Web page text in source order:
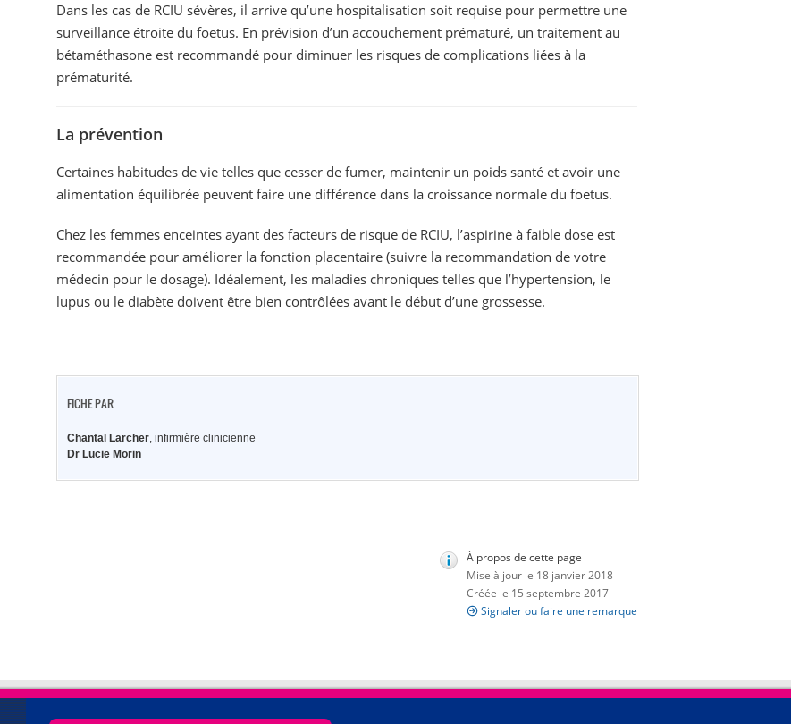
Dans les cas de RCIU sévères, il arrive qu’une hospitalisation soit requise pour permettre une
surveillance étroite du foetus. En prévision d’un accouchement prématuré, un traitement au
bétaméthasone est recommandé pour diminuer les risques de complications liées à la
prématurité.
La prévention
Certaines habitudes de vie telles que cesser de fumer, maintenir un poids santé et avoir une
alimentation équilibrée peuvent faire une différence dans la croissance normale du foetus.
Chez les femmes enceintes ayant des facteurs de risque de RCIU, l’aspirine à faible dose est
recommandée pour améliorer la fonction placentaire (suivre la recommandation de votre
médecin pour le dosage). Idéalement, les maladies chroniques telles que l’hypertension, le
lupus ou le diabète doivent être bien contrôlées avant le début d’une grossesse.
FICHE PAR
Chantal Larcher , infirmière clinicienne
Dr Lucie Morin
À propos de cette page
Mise à jour le 18 janvier 2018
Créée le 15 septembre 2017
Signaler ou faire une remarque